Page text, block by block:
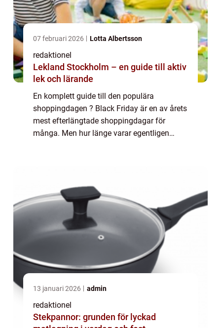
07 februari 2026 Lotta Albertsson
redaktionel
Lekland Stockholm – en guide till aktiv
lek och lärande
En komplett guide till den populära
shoppingdagen ? Black Friday är en av årets
mest efterlängtade shoppingdagar för
många. Men hur länge varar egentligen
13 januari 2026 admin
redaktionel
Stekpannor: grunden för lyckad